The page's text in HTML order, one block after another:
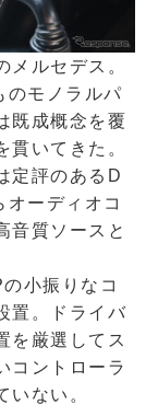
ルセデス。
のモノラルパ
既成概念を覆
貫いてきた。
定評のあるD
ーディオコ
音質ソースと
小振りなコ
置。ドライバ
を厳選してス
コントローラ
いない。